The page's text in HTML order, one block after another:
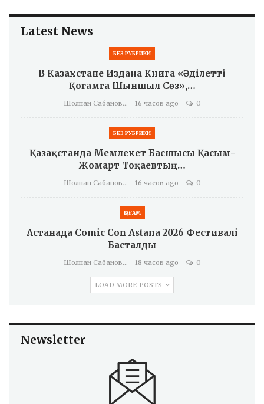
Latest News
БЕЗ РУБРИКИ
В Казахстане Издана Книга «Әділетті
Қоғамға Шыншыл Сөз»,…
Шолпан Сабанова 16 часов ago 0
БЕЗ РУБРИКИ
Қазақстанда Мемлекет Басшысы Қасым-
Жомарт Тоқаевтың…
Шолпан Сабанова 16 часов ago 0
ҚОҒАМ
Астанада Comic Con Astana 2026 Фестивалі
Басталды
Шолпан Сабанова 18 часов ago 0
LOAD MORE POSTS
Newsletter